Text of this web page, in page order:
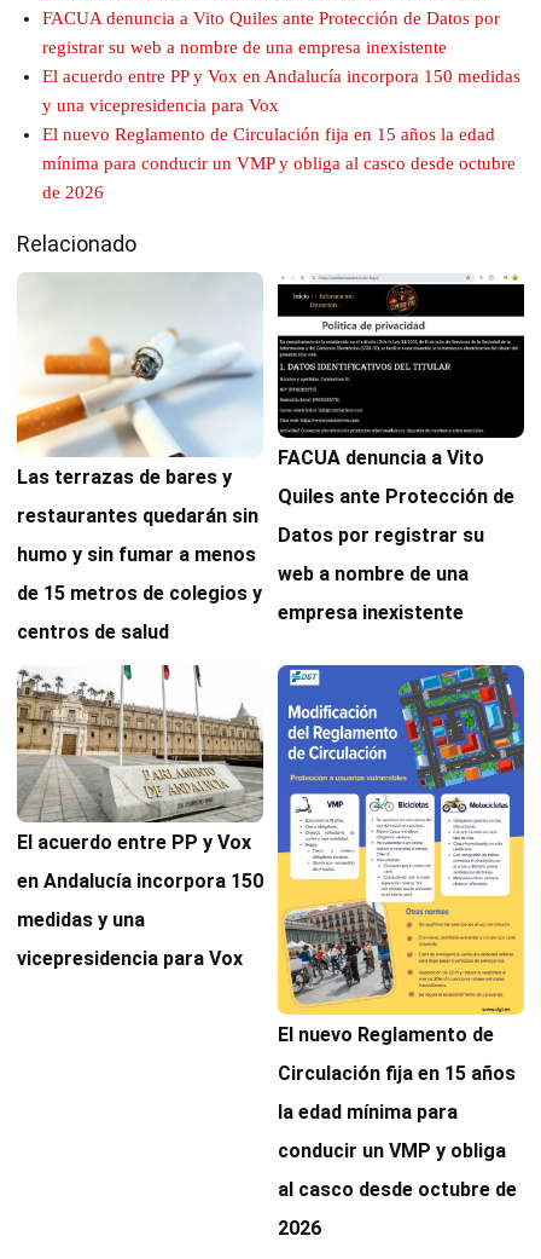
FACUA denuncia a Vito Quiles ante Protección de Datos por
registrar su web a nombre de una empresa inexistente
El acuerdo entre PP y Vox en Andalucía incorpora 150 medidas
y una vicepresidencia para Vox
El nuevo Reglamento de Circulación fija en 15 años la edad
mínima para conducir un VMP y obliga al casco desde octubre
de 2026
Relacionado
Las terrazas de bares y
restaurantes quedarán sin
humo y sin fumar a menos
de 15 metros de colegios y
centros de salud
FACUA denuncia a Vito
Quiles ante Protección de
Datos por registrar su
web a nombre de una
empresa inexistente
El acuerdo entre PP y Vox
en Andalucía incorpora 150
medidas y una
vicepresidencia para Vox
El nuevo Reglamento de
Circulación fija en 15 años
la edad mínima para
conducir un VMP y obliga
al casco desde octubre de
2026